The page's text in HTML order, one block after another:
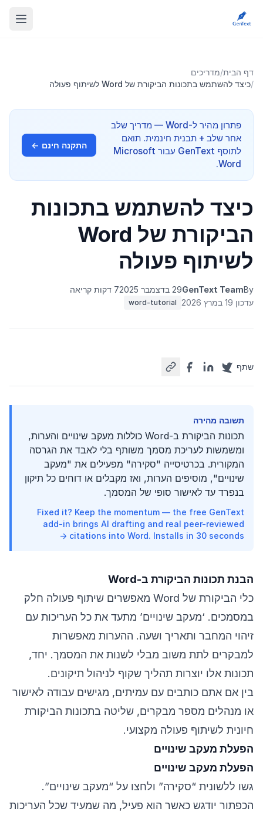
דף הבית/מדריכים
/כיצד להשתמש בתכונות הביקורת של Word לשיתוף פעולה
פתרון מהיר ל-Word — מדריך שלב
אחר שלב + תבנית חינמית. תואם
לתוסף GenText עבור Microsoft
Word.
התקנה חינם ←
כיצד להשתמש בתכונות
הביקורת של Word
לשיתוף פעולה
By
GenText Team29 בדצמבר 2025
7 דקות קריאה
עדכון 19 במרץ 2026
word-tutorial
שתף
תשובה מהירה
תכונות הביקורת ב-Word כוללות מעקב שינויים והערות,
ומשמשות לעריכת מסמך משותף בלי לאבד את הגרסה
המקורית. בכרטיסייה "סקירה" מפעילים את "מעקב
שינויים", מוסיפים הערות, ואז מקבלים או דוחים כל תיקון
בנפרד עד לאישור סופי של המסמך.
Fixed it? Keep the momentum — the free GenText
add-in brings AI drafting and real peer-reviewed
citations into Word. Installs in 30 seconds →
הבנת תכונות הביקורת ב-Word
כלי הביקורת של Word מאפשרים שיתוף פעולה חלק
במסמכים. ‘מעקב שינויים’ מתעד את כל העריכות עם
זיהוי המחבר ותאריך ושעה. ההערות מאפשרות
למבקרים לתת משוב מבלי לשנות את המסמך. יחד,
תכונות אלו יוצרות תהליך שקוף לניהול תיקונים.
בין אם אתם כותבים עם עמיתים, מגישים עבודה לאישור
או מנהלים מספר מבקרים, שליטה בתכונות הביקורת
חיונית לשיתוף פעולה מקצועי.
הפעלת מעקב שינויים
הפעלת מעקב שינויים
גשו ללשונית “סקירה” ולחצו על “מעקב שינויים”.
הכפתור יודגש כאשר הוא פעיל, מה שמעיד שכל העריכות